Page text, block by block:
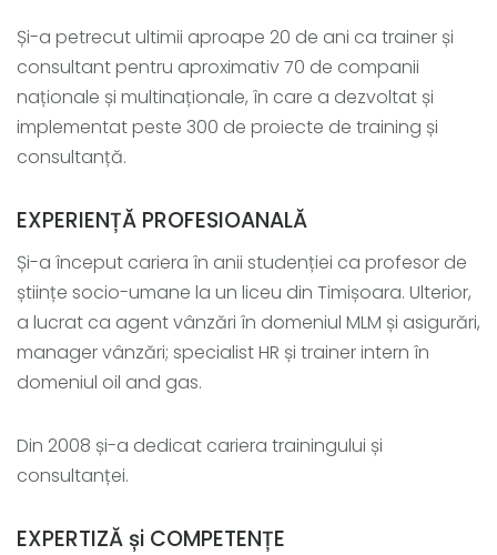
Și-a petrecut ultimii aproape 20 de ani ca trainer și
consultant pentru aproximativ 70 de companii
naționale și multinaționale, în care a dezvoltat și
implementat peste 300 de proiecte de training și
consultanță.
EXPERIENȚĂ PROFESIOANALĂ
Și-a început cariera în anii studenției ca profesor de
științe socio-umane la un liceu din Timișoara. Ulterior,
a lucrat ca agent vânzări în domeniul MLM și asigurări,
manager vânzări; specialist HR și trainer intern în
domeniul oil and gas.
Din 2008 și-a dedicat cariera trainingului și
consultanței.
EXPERTIZĂ și COMPETENȚE